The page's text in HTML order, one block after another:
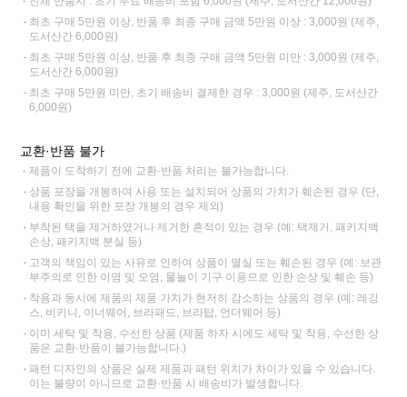
최초 구매 5만원 이상, 반품 후 최종 구매 금액 5만원 이상 : 3,000원 (제주,
도서산간 6,000원)
최초 구매 5만원 이상, 반품 후 최종 구매 금액 5만원 미만 : 3,000원 (제주,
도서산간 6,000원)
최초 구매 5만원 미만, 초기 배송비 결제한 경우 : 3,000원 (제주, 도서산간
6,000원)
교환·반품 불가
제품이 도착하기 전에 교환·반품 처리는 불가능합니다.
상품 포장을 개봉하여 사용 또는 설치되어 상품의 가치가 훼손된 경우 (단,
내용 확인을 위한 포장 개봉의 경우 제외)
부착된 택을 제거하였거나 제거한 흔적이 있는 경우 (예: 택제거, 패키지백
손상, 패키지백 분실 등)
고객의 책임이 있는 사유로 인하여 상품이 멸실 또는 훼손된 경우 (예: 보관
부주의로 인한 이염 및 오염, 물놀이 기구 이용으로 인한 손상 및 훼손 등)
착용과 동시에 제품의 제품 가치가 현저히 감소하는 상품의 경우 (예: 레깅
스, 비키니, 이너웨어, 브라패드, 브라탑, 언더웨어 등)
이미 세탁 및 착용, 수선한 상품 (제품 하자 시에도 세탁 및 착용, 수선한 상
품은 교환·반품이 불가능합니다.)
패턴 디자인의 상품은 실제 제품과 패턴 위치가 차이가 있을 수 있습니다.
이는 불량이 아니므로 교환·반품 시 배송비가 발생합니다.